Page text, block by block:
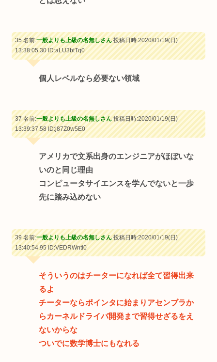
35 名前:一般よりも上級の名無しさん投稿日時:2020/01/19(日)
13:38:05.30ID:aLU3btTq0
個人レベルなら必要ない領域
37 名前:一般よりも上級の名無しさん投稿日時:2020/01/19(日)
13:39:37.58ID:j87Z0w5E0
アメリカで文系出身のエンジニアがほぼいな
いのと同じ理由
コンピュータサイエンスを学んでないと一歩
先に踏み込めない
39 名前:一般よりも上級の名無しさん投稿日時:2020/01/19(日)
13:40:54.95ID:VEDRWnti0
そういうのはチーターになれば全て習得出来
るよ
チーターならポインタに始まりアセンブラか
らカーネルドライバ開発まで習得せざるをえ
ないからな
ついでに数学博士にもなれる